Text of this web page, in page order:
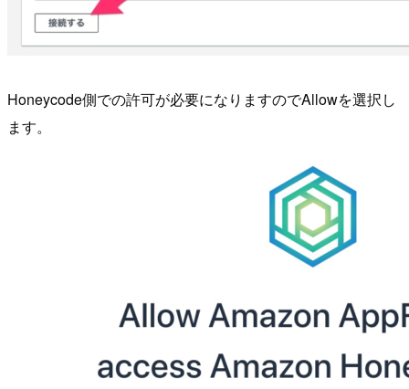
Honeycode側での許可が必要になりますのでAllowを選択し
ます。